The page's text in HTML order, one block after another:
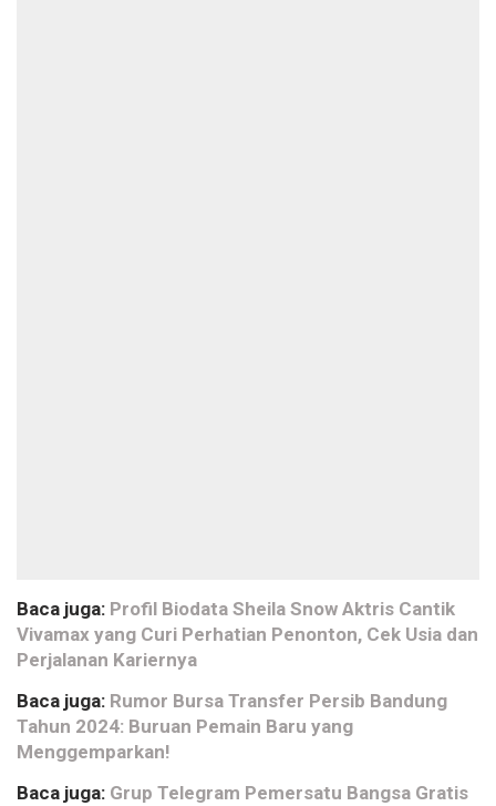
Baca juga: Profil Biodata Sheila Snow Aktris Cantik
Vivamax yang Curi Perhatian Penonton, Cek Usia dan
Perjalanan Kariernya
Baca juga: Rumor Bursa Transfer Persib Bandung
Tahun 2024: Buruan Pemain Baru yang
Menggemparkan!
Baca juga: Grup Telegram Pemersatu Bangsa Gratis